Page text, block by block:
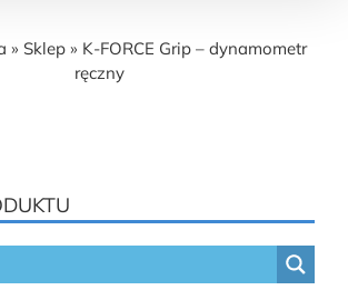
» Sklep» K-FORCE Grip – dynamometr
ręczny